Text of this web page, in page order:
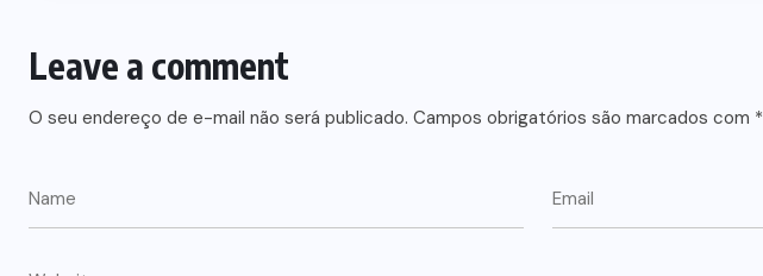
Leave a comment
O seu endereço de e-mail não será publicado. Campos obrigatórios são marcados com *